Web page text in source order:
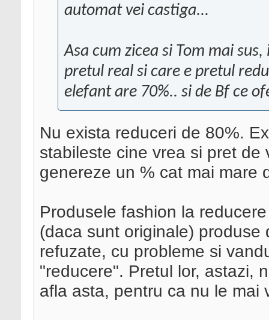
automat vei castiga...
Asa cum zicea si Tom mai
pretul real si care e pretul
elefant are 70%.. si de Bf ce
Nu exista reduceri de 80%.
stabileste cine vrea si pret
genereze un % cat mai mare
Produsele fashion la
(daca sunt originale)
refuzate, cu probleme si
"reducere". Pretul lor, astazi,
afla asta, pentru ca nu le mai